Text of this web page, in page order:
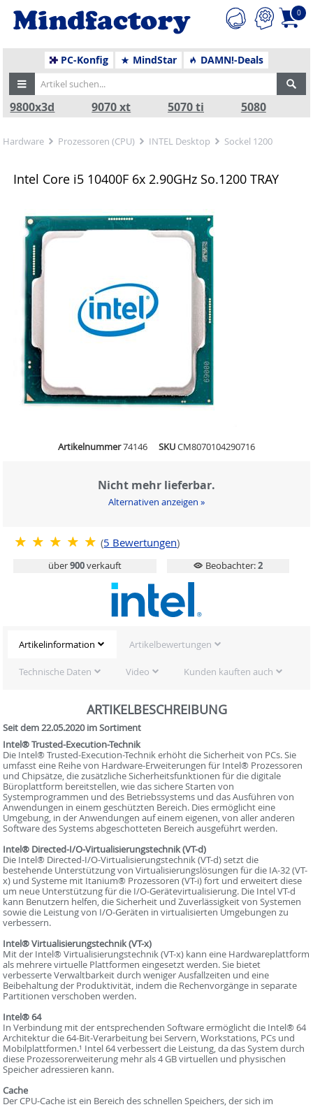
0
PC-Konfig MindStar DAMN!-Deals
9800x3d 9070 xt 5070 ti 5080
Hardware Prozessoren (CPU) INTEL Desktop Sockel 1200
Intel Core i5 10400F 6x 2.90GHz So.1200 TRAY
Artikelnummer74146 SKUCM8070104290716
Nicht mehr lieferbar.
Alternativen anzeigen »
(5 Bewertungen)
über900verkauft Beobachter:2
Artikelinformation Artikelbewertungen
Technische Daten Video Kunden kauften auch
ARTIKELBESCHREIBUNG
Seit dem 22.05.2020 im Sortiment
Intel® Trusted-Execution-Technik
Die Intel® Trusted-Execution-Technik erhöht die Sicherheit von PCs. Sie
umfasst eine Reihe von Hardware-Erweiterungen für Intel® Prozessoren
und Chipsätze, die zusätzliche Sicherheitsfunktionen für die digitale
Büroplattform bereitstellen, wie das sichere Starten von
Systemprogrammen und des Betriebssystems und das Ausführen von
Anwendungen in einem geschützten Bereich. Dies ermöglicht eine
Umgebung, in der Anwendungen auf einem eigenen, von aller anderen
Software des Systems abgeschotteten Bereich ausgeführt werden.
Intel® Directed-I/O-Virtualisierungstechnik (VT-d)
Die Intel® Directed-I/O-Virtualisierungstechnik (VT-d) setzt die
bestehende Unterstützung von Virtualisierungslösungen für die IA-32 (VT-
x) und Systeme mit Itanium® Prozessoren (VT-i) fort und erweitert diese
um neue Unterstützung für die I/O-Gerätevirtualisierung. Die Intel VT-d
kann Benutzern helfen, die Sicherheit und Zuverlässigkeit von Systemen
sowie die Leistung von I/O-Geräten in virtualisierten Umgebungen zu
verbessern.
Intel® Virtualisierungstechnik (VT-x)
Mit der Intel® Virtualisierungstechnik (VT-x) kann eine Hardwareplattform
als mehrere virtuelle Plattformen eingesetzt werden. Sie bietet
verbesserte Verwaltbarkeit durch weniger Ausfallzeiten und eine
Beibehaltung der Produktivität, indem die Rechenvorgänge in separate
Partitionen verschoben werden.
Intel® 64
In Verbindung mit der entsprechenden Software ermöglicht die Intel® 64
Architektur die 64-Bit-Verarbeitung bei Servern, Workstations, PCs und
Mobilplattformen.¹ Intel 64 verbessert die Leistung, da das System durch
diese Prozessorerweiterung mehr als 4 GB virtuellen und physischen
Speicher adressieren kann.
Cache
Der CPU-Cache ist ein Bereich des schnellen Speichers, der sich im